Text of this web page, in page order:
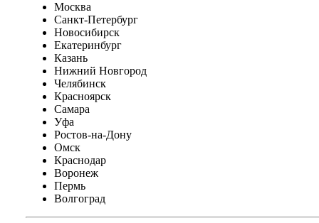
Москва
Санкт-Петербург
Новосибирск
Екатеринбург
Казань
Нижний Новгород
Челябинск
Красноярск
Самара
Уфа
Ростов-на-Дону
Омск
Краснодар
Воронеж
Пермь
Волгоград